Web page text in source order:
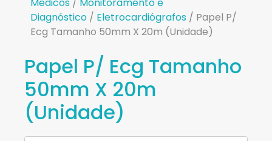
Diagnóstico / Eletrocardiógrafos / Papel P/
Ecg Tamanho 50mm X 20m (Unidade)
Papel P/ Ecg Tamanho
50mm X 20m
(Unidade)